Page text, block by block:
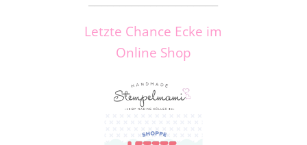
Letzte Chance Ecke im
Online Shop